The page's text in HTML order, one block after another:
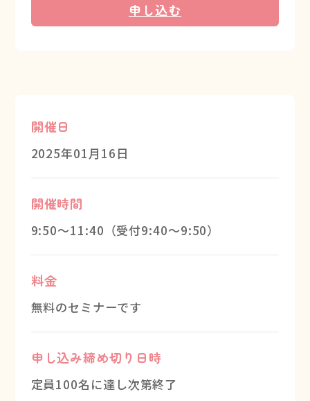
申し込む
開催日
2025年01月16日
開催時間
9:50～11:40（受付9:40～9:50）
料金
無料のセミナーです
申し込み締め切り日時
定員100名に達し次第終了